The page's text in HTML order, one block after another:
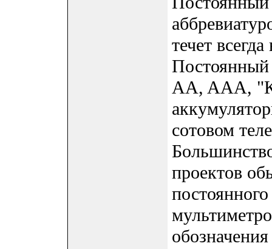
течет
Постоянный
AA, AAA,
сотовом
проектов